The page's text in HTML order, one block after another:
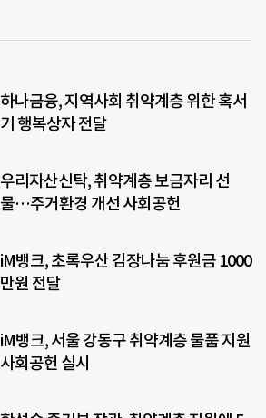
하나금융, 지역사회 취약계층 위한 혹서
기 행복상자 전달
우리자산신탁, 취약계층 보금자리 선
물…주거환경 개선 사회공헌
iM뱅크, 초록우산 김장나눔 후원금 1000
만원 전달
iM뱅크, 서울 강동구 취약계층 물품 지원
사회공헌 실시